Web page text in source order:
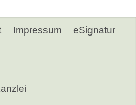
Impressum eSignatur